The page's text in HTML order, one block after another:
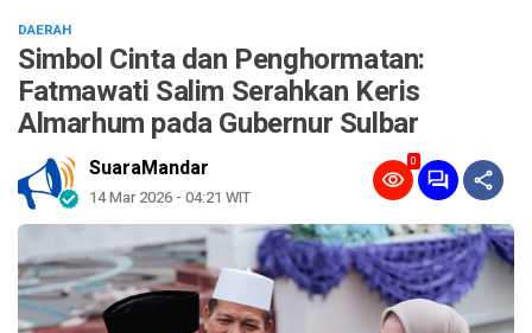
DAERAH
Simbol Cinta dan Penghormatan:
Fatmawati Salim Serahkan Keris
Almarhum pada Gubernur Sulbar
SuaraMandar
14 Mar 2026 - 04:21 WIT
0